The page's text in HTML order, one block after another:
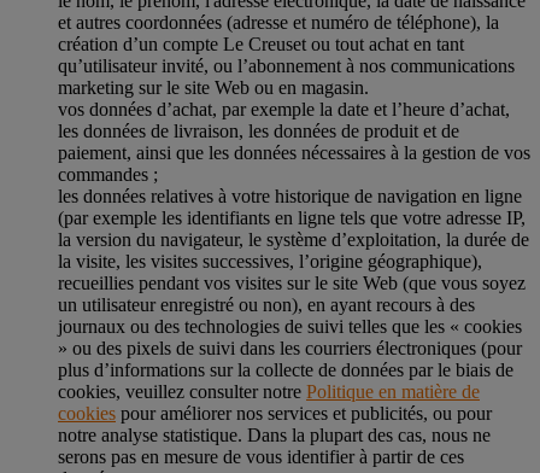
et autres coordonnées (adresse et numéro de téléphone), la
création d’un compte Le Creuset ou tout achat en tant
qu’utilisateur invité, ou l’abonnement à nos communications
marketing sur le site Web ou en magasin.
vos données d’achat, par exemple la date et l’heure d’achat,
les données de livraison, les données de produit et de
paiement, ainsi que les données nécessaires à la gestion de vos
commandes ;
les données relatives à votre historique de navigation en ligne
(par exemple les identifiants en ligne tels que votre adresse IP,
la version du navigateur, le système d’exploitation, la durée de
la visite, les visites successives, l’origine géographique),
recueillies pendant vos visites sur le site Web (que vous soyez
un utilisateur enregistré ou non), en ayant recours à des
journaux ou des technologies de suivi telles que les « cookies
» ou des pixels de suivi dans les courriers électroniques (pour
plus d’informations sur la collecte de données par le biais de
cookies, veuillez consulter notre Politique en matière de
cookies pour améliorer nos services et publicités, ou pour
notre analyse statistique. Dans la plupart des cas, nous ne
serons pas en mesure de vous identifier à partir de ces